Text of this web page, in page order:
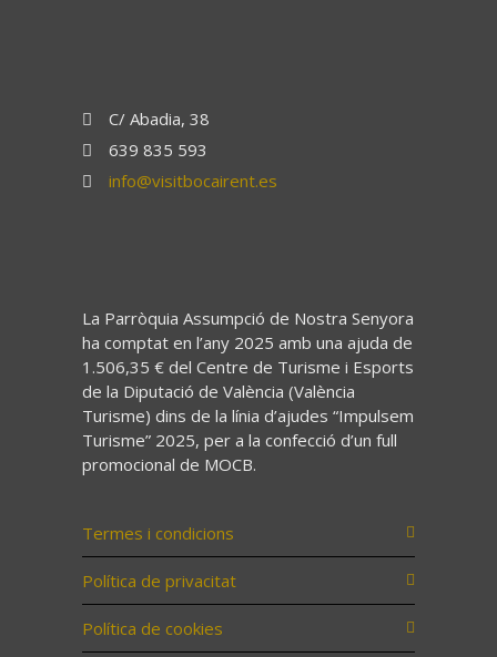
C/ Abadia, 38
639 835 593
info@visitbocairent.es
La Parròquia Assumpció de Nostra Senyora
ha comptat en l’any 2025 amb una ajuda de
1.506,35 € del Centre de Turisme i Esports
de la Diputació de València (València
Turisme) dins de la línia d’ajudes “Impulsem
Turisme” 2025, per a la confecció d’un full
promocional de MOCB.
Termes i condicions
Política de privacitat
Política de cookies